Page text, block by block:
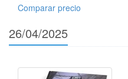
Comparar precio
26/04/2025